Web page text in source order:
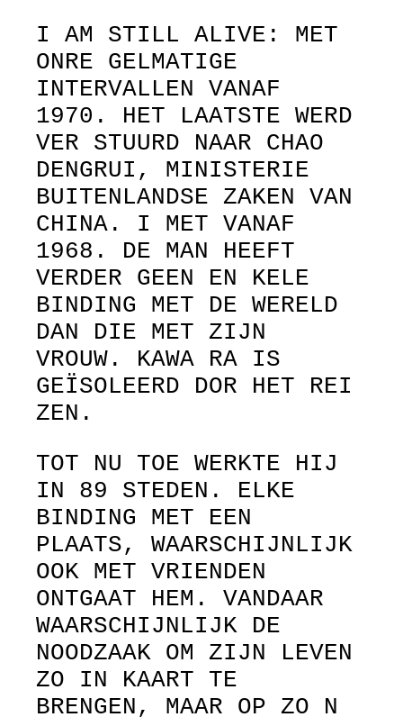
I AM STILL ALIVE: MET
ONRE GELMATIGE
INTERVALLEN VANAF
1970. HET LAATSTE WERD
VER STUURD NAAR CHAO
DENGRUI, MINISTERIE
BUITENLANDSE ZAKEN VAN
CHINA. I MET VANAF
1968. DE MAN HEEFT
VERDER GEEN EN KELE
BINDING MET DE WERELD
DAN DIE MET ZIJN
VROUW. KAWA RA IS
GEÏSOLEERD DOR HET REI
ZEN.
TOT NU TOE WERKTE HIJ
IN 89 STEDEN. ELKE
BINDING MET EEN
PLAATS, WAARSCHIJNLIJK
OOK MET VRIENDEN
ONTGAAT HEM. VANDAAR
WAARSCHIJNLIJK DE
NOODZAAK OM ZIJN LEVEN
ZO IN KAART TE
BRENGEN, MAAR OP ZO N